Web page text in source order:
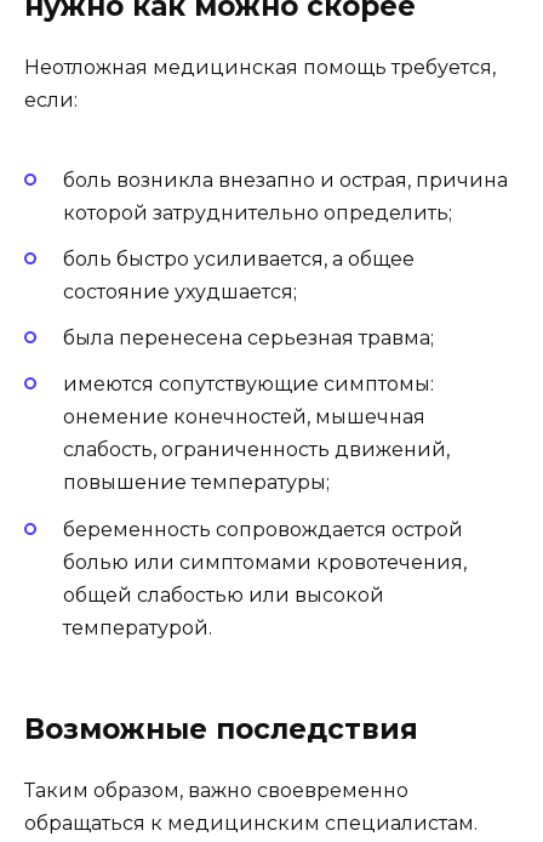
Неотложная медицинская помощь требуется,
если:
боль возникла внезапно и острая, причина
которой затруднительно определить;
боль быстро усиливается, а общее
состояние ухудшается;
была перенесена серьезная травма;
имеются сопутствующие симптомы:
онемение конечностей, мышечная
слабость, ограниченность движений,
повышение температуры;
беременность сопровождается острой
болью или симптомами кровотечения,
общей слабостью или высокой
температурой.
Возможные последствия
Таким образом, важно своевременно
обращаться к медицинским специалистам.